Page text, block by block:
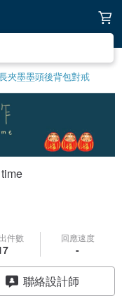
夾墨墨頭後背包對戒
件數 回應速度
-
聯絡設計師